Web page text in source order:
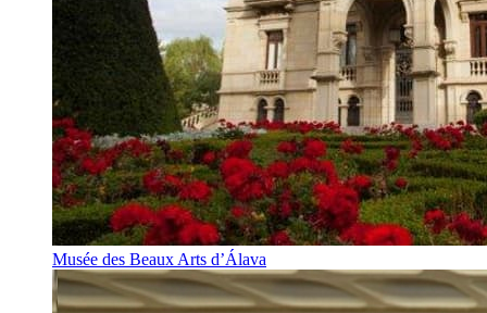
Musée des Beaux Arts d’Álava